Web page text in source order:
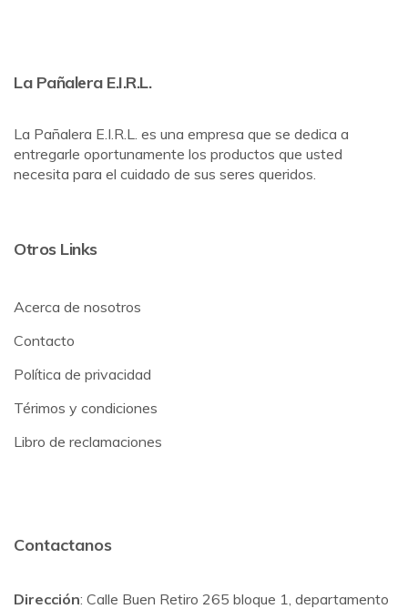
La Pañalera E.I.R.L.
La Pañalera E.I.R.L. es una empresa que se dedica a
entregarle oportunamente los productos que usted
necesita para el cuidado de sus seres queridos.
Otros Links
Acerca de nosotros
Contacto
Política de privacidad
Térimos y condiciones
Libro de reclamaciones
Contactanos
Dirección: Calle Buen Retiro 265 bloque 1, departamento